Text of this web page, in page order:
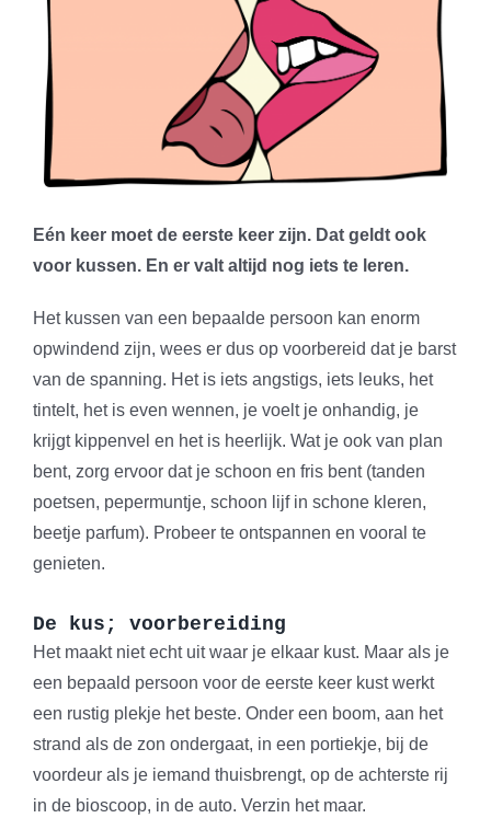
Eén keer moet de eerste keer zijn. Dat geldt ook
voor kussen. En er valt altijd nog iets te leren.
Het kussen van een bepaalde persoon kan enorm
opwindend zijn, wees er dus op voorbereid dat je barst
van de spanning. Het is iets angstigs, iets leuks, het
tintelt, het is even wennen, je voelt je onhandig, je
krijgt kippenvel en het is heerlijk. Wat je ook van plan
bent, zorg ervoor dat je schoon en fris bent (tanden
poetsen, pepermuntje, schoon lijf in schone kleren,
beetje parfum). Probeer te ontspannen en vooral te
genieten.
De kus; voorbereiding
Het maakt niet echt uit waar je elkaar kust. Maar als je
een bepaald persoon voor de eerste keer kust werkt
een rustig plekje het beste. Onder een boom, aan het
strand als de zon ondergaat, in een portiekje, bij de
voordeur als je iemand thuisbrengt, op de achterste rij
in de bioscoop, in de auto. Verzin het maar.